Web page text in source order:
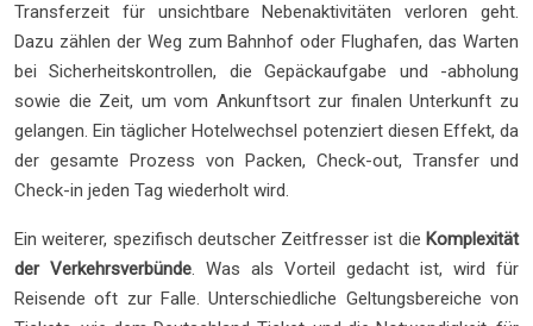
Transferzeit für unsichtbare Nebenaktivitäten verloren geht.
Dazu zählen der Weg zum Bahnhof oder Flughafen, das Warten
bei Sicherheitskontrollen, die Gepäckaufgabe und -abholung
sowie die Zeit, um vom Ankunftsort zur finalen Unterkunft zu
gelangen. Ein täglicher Hotelwechsel potenziert diesen Effekt, da
der gesamte Prozess von Packen, Check-out, Transfer und
Check-in jeden Tag wiederholt wird.
Ein weiterer, spezifisch deutscher Zeitfresser ist die Komplexität
der Verkehrsverbünde. Was als Vorteil gedacht ist, wird für
Reisende oft zur Falle. Unterschiedliche Geltungsbereiche von